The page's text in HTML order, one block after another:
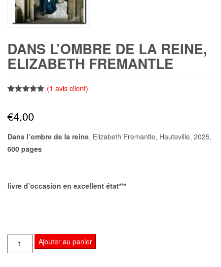
DANS L’OMBRE DE LA REINE,
ELIZABETH FREMANTLE
basé sur
notation
(1 avis client)
€4,00
Dans l’ombre de la reine, Elizabeth Fremantle, Hauteville, 2025,
600 pages
livre d’occasion en excellent état***
quantité
de
Ajouter au panier